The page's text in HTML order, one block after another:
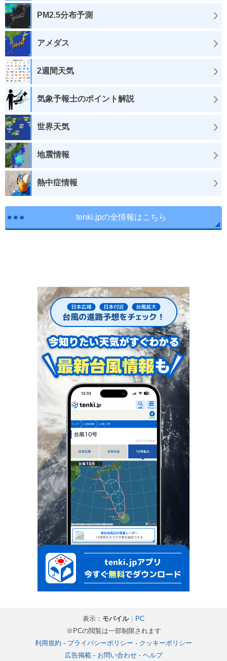
PM2.5分布予測
アメダス
2週間天気
気象予報士のポイント解説
世界天気
地震情報
熱中症情報
tenki.jpの全情報はこちら
表示： モバイル｜ PC
※PCの閲覧は一部制限されます
利用規約 - プライバシーポリシー - クッキーポリシー
広告掲載- お問い合わせ- ヘルプ